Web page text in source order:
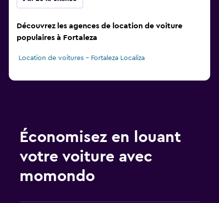
Découvrez les agences de location de voiture
populaires à Fortaleza
Location de voitures - Fortaleza Localiza
Économisez en louant
votre voiture avec
momondo